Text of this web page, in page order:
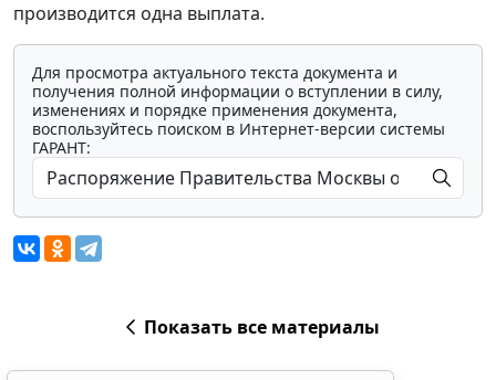
производится одна выплата.
Для просмотра актуального текста документа и
получения полной информации о вступлении в силу,
изменениях и порядке применения документа,
воспользуйтесь поиском в Интернет-версии системы
ГАРАНТ:
Показать все материалы